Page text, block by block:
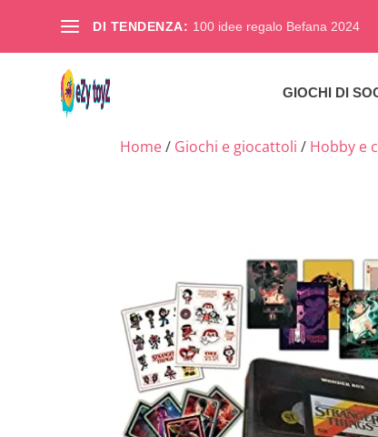
DI TENDENZA: 100 idee regalo Befana 2024
GIOCHI DI
Home/ Giochi e giocattoli / Hobby e